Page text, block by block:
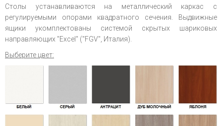
Столы устанавливаются на металлический каркас с
регулируемыми опорами квадратного сечения. Выдвижные
ящики укомплектованы системой скрытых шариковых
направляющих "Excel" ("FGV", Италия).
Выберите цвет: